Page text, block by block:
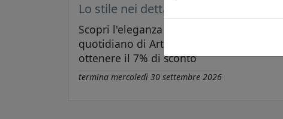
Lo stile nei dettagli di Arti e Mestieri
Scopri l'eleganza e lo stile nei dettagli
quotidiano di Arti e Mestieri. Usa il
ottenere il 7% di sconto
termina mercoledì 30 settembre 2026